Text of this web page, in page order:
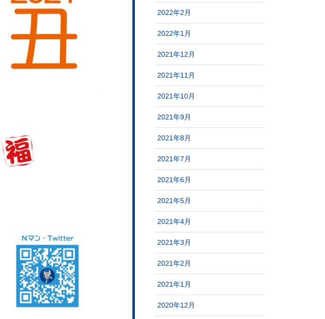
2022年2月
2022年1月
2021年12月
2021年11月
2021年10月
2021年9月
2021年8月
2021年7月
2021年6月
2021年5月
2021年4月
2021年3月
2021年2月
2021年1月
2020年12月